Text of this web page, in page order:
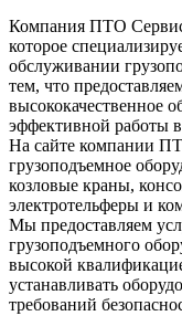
Компания ПТО Сервис
которое
обслуживании
тем, что
высококачественное
эффективной работы
На сайте компании
грузоподъемное
козловые краны,
электротельферы и
Мы предоставляем
грузоподъемного
высокой
устанавливать
требований